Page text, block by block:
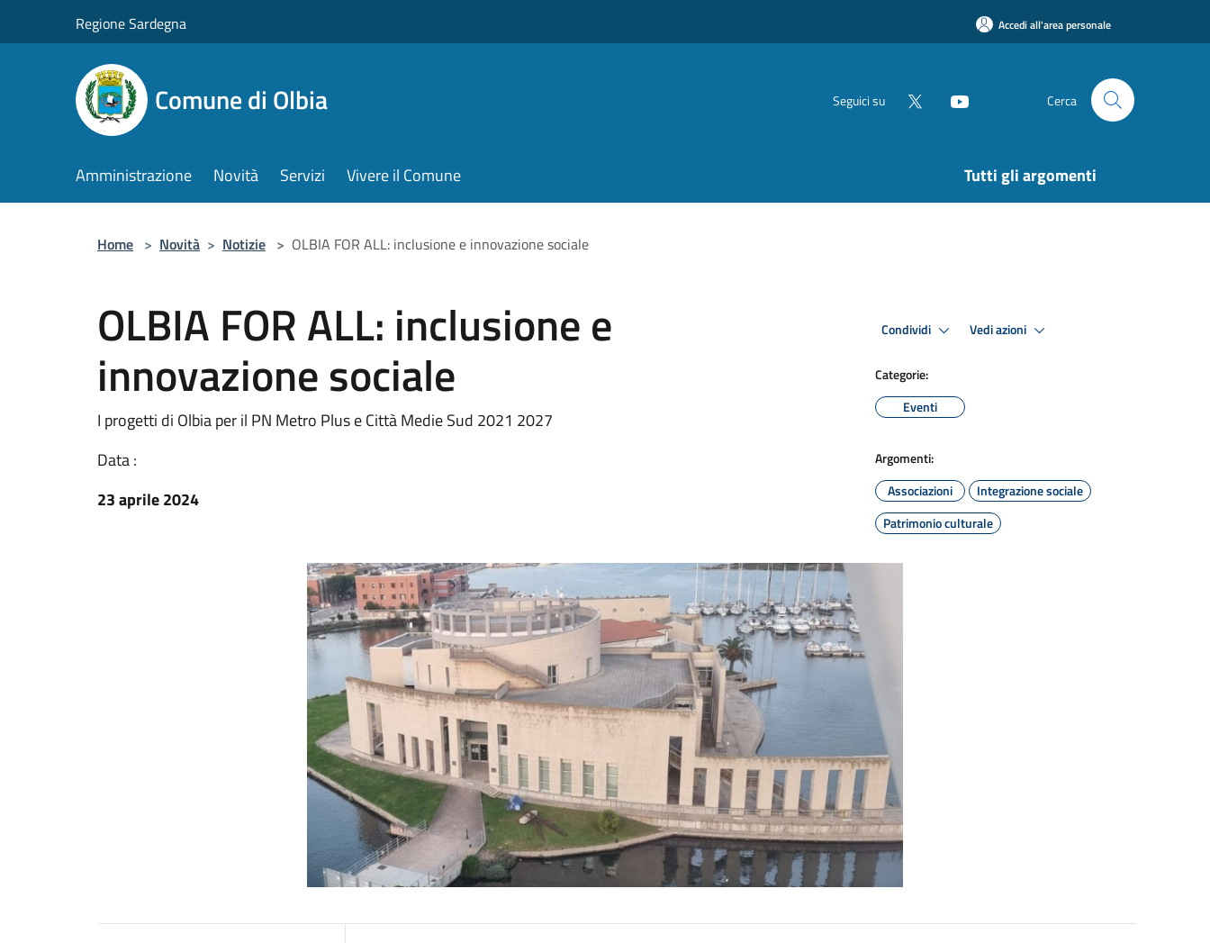
Regione Sardegna Accedi all'area personale
Comune di Olbia Seguici su Cerca
Amministrazione Novità Servizi Vivere il Comune Tutti gli argomenti
Home > Novità > Notizie > OLBIA FOR ALL: inclusione e innovazione sociale
OLBIA FOR ALL: inclusione e
innovazione sociale
I progetti di Olbia per il PN Metro Plus e Città Medie Sud 2021 2027
Data :
23 aprile 2024
Condividi Vedi azioni
Categorie:
Eventi
Argomenti:
Associazioni
Integrazione sociale
Patrimonio culturale